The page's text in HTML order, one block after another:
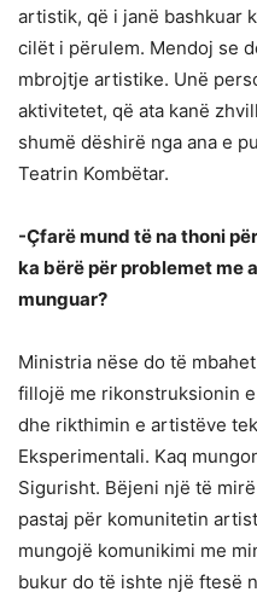
artistik, që i janë bashkuar
cilët i përulem. Mendoj se
mbrojtje artistike. Unë
aktivitetet, që ata kanë
shumë dëshirë nga ana e
Teatrin Kombëtar.
-Çfarë mund të na thoni
ka bërë për problemet me
munguar?
Ministria nëse do të
fillojë me rikonstruksionin
dhe rikthimin e artistëve
Eksperimentali. Kaq
Sigurisht. Bëjeni një të
pastaj për komunitetin
mungojë komunikimi me
bukur do të ishte një ftesë